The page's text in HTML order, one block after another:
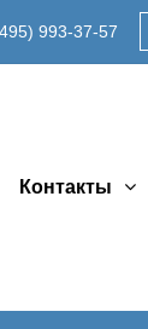
993-37-57
Контакты